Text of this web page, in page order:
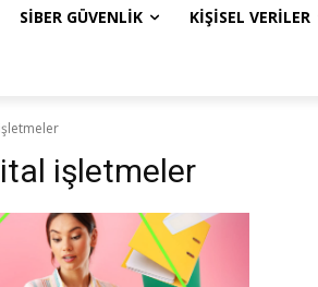
SIBER GÜVENLIK KIŞISEL VERILER
işletmeler